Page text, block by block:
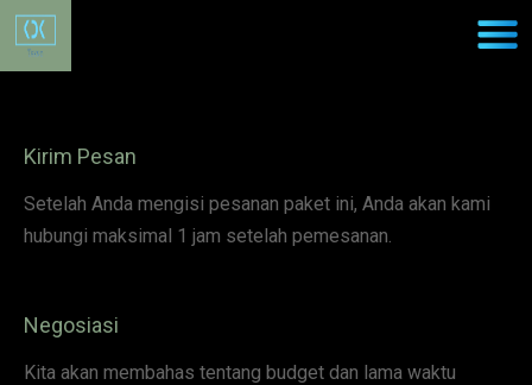
Kirim Pesan
Setelah Anda mengisi pesanan paket ini, Anda akan kami
hubungi maksimal 1 jam setelah pemesanan.
Negosiasi
Kita akan membahas tentang budget dan lama waktu